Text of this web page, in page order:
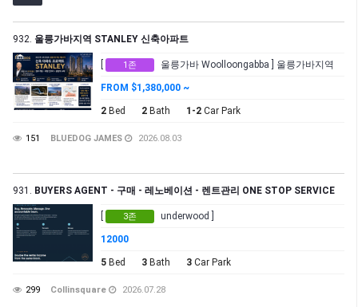
932. 울릉가바지역 STANLEY 신축아파트
1존 울릉가바 Woolloongabba ] 울릉가바지역
FROM $1,380,000 ~
2 Bed 2 Bath 1-2 Car Park
151 BLUEDOG JAMES 2026.08.03
931. BUYERS AGENT - 구매 - 레노베이션 - 렌트관리 ONE STOP SERVICE
3존 underwood ]
12000
5 Bed 3 Bath 3 Car Park
299 Collinsquare 2026.07.28